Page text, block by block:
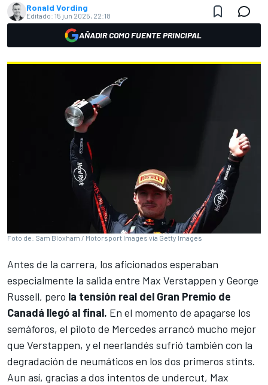
Ronald Vording
Editado: 15 jun 2025, 22:18
AÑADIR COMO FUENTE PRINCIPAL
Foto de: Sam Bloxham / Motorsport Images via Getty Images
Antes de la carrera, los aficionados esperaban
especialmente la salida entre Max Verstappen y George
Russell, pero la tensión real del Gran Premio de
Canadá llegó al final. En el momento de apagarse los
semáforos, el piloto de Mercedes arrancó mucho mejor
que Verstappen, y el neerlandés sufrió también con la
degradación de neumáticos en los dos primeros stints.
Aun así, gracias a dos intentos de undercut, Max